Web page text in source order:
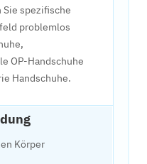
spezifische
problemlos
OP-Handschuhe
Handschuhe.
Körper